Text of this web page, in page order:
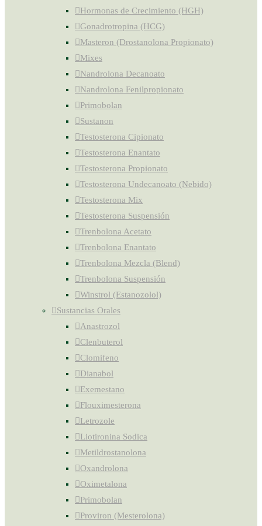
Hormonas de Crecimiento (HGH)
Gonadrotropina (HCG)
Masteron (Drostanolona Propionato)
Mixes
Nandrolona Decanoato
Nandrolona Fenilpropionato
Primobolan
Sustanon
Testosterona Cipionato
Testosterona Enantato
Testosterona Propionato
Testosterona Undecanoato (Nebido)
Testosterona Mix
Testosterona Suspensión
Trenbolona Acetato
Trenbolona Enantato
Trenbolona Mezcla (Blend)
Trenbolona Suspensión
Winstrol (Estanozolol)
Sustancias Orales
Anastrozol
Clenbuterol
Clomifeno
Dianabol
Exemestano
Flouximesterona
Letrozole
Liotironina Sodica
Metildrostanolona
Oxandrolona
Oximetalona
Primobolan
Proviron (Mesterolona)